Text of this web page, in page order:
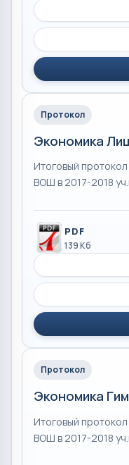
Протокол
Экономика
Итоговый
ВОШ в 2017-2018
PDF
139 Кб
Протокол
Экономика
Итоговый
ВОШ в 2017-2018